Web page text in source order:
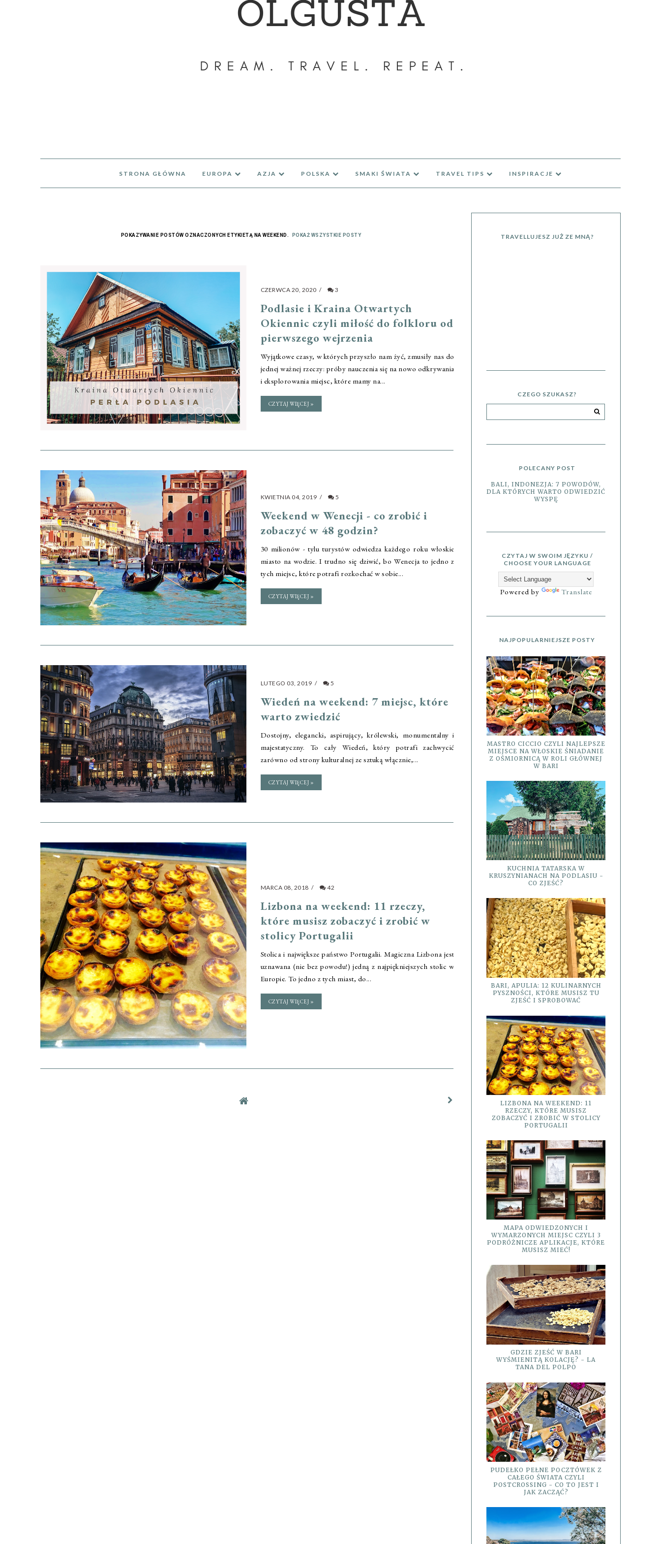
STRONA GŁÓWNA EUROPA AZJA POLSKA SMAKI ŚWIATA TRAVEL TIPS INSPIRACJE
POKAZYWANIE POSTÓW OZNACZONYCH ETYKIETĄ NA WEEKEND . POKAŻ WSZYSTKIE POSTY
CZERWCA 20, 2020 / 3
Podlasie i Kraina Otwartych
Okiennic czyli miłość do folkloru od
pierwszego wejrzenia
Wyjątkowe czasy, w których przyszło nam żyć, zmusiły nas do
jednej ważnej rzeczy: próby nauczenia się na nowo odkrywania
i eksplorowania miejsc, które mamy na...
CZYTAJ WIĘCEJ »
KWIETNIA 04, 2019 / 5
Weekend w Wenecji - co zrobić i
zobaczyć w 48 godzin?
30 milionów - tylu turystów odwiedza każdego roku włoskie
miasto na wodzie. I trudno się dziwić, bo Wenecja to jedno z
tych miejsc, które potrafi rozkochać w sobie...
CZYTAJ WIĘCEJ »
LUTEGO 03, 2019 / 5
Wiedeń na weekend: 7 miejsc, które
warto zwiedzić
Dostojny, elegancki, aspirujący, królewski, monumentalny i
majestatyczny. To cały Wiedeń, który potrafi zachwycić
zarówno od strony kulturalnej ze sztuką włącznie,...
CZYTAJ WIĘCEJ »
MARCA 08, 2018 / 42
Lizbona na weekend: 11 rzeczy,
które musisz zobaczyć i zrobić w
stolicy Portugalii
Stolica i największe państwo Portugalii. Magiczna Lizbona jest
uznawana (nie bez powodu!) jedną z najpiękniejszych stolic w
Europie. To jedno z tych miast, do...
CZYTAJ WIĘCEJ »
TRAVELLUJESZ JUŻ ZE MNĄ?
CZEGO SZUKASZ?
POLECANY POST
BALI, INDONEZJA: 7 POWODÓW,
DLA KTÓRYCH WARTO ODWIEDZIĆ
WYSPĘ
CZYTAJ W SWOIM JĘZYKU /
CHOOSE YOUR LANGUAGE
Powered by Translate
NAJPOPULARNIEJSZE POSTY
MASTRO CICCIO CZYLI NAJLEPSZE
MIEJSCE NA WŁOSKIE ŚNIADANIE
Z OŚMIORNICĄ W ROLI GŁÓWNEJ
W BARI
KUCHNIA TATARSKA W
KRUSZYNIANACH NA PODLASIU -
CO ZJEŚĆ?
BARI, APULIA: 12 KULINARNYCH
PYSZNOŚCI, KTÓRE MUSISZ TU
ZJEŚĆ I SPROBOWAĆ
LIZBONA NA WEEKEND: 11
RZECZY, KTÓRE MUSISZ
ZOBACZYĆ I ZROBIĆ W STOLICY
PORTUGALII
MAPA ODWIEDZONYCH I
WYMARZONYCH MIEJSC CZYLI 3
PODRÓŻNICZE APLIKACJE, KTÓRE
MUSISZ MIEĆ!
GDZIE ZJEŚĆ W BARI
WYŚMIENITĄ KOLACJĘ? - LA
TANA DEL POLPO
PUDEŁKO PEŁNE POCZTÓWEK Z
CAŁEGO ŚWIATA CZYLI
POSTCROSSING - CO TO JEST I
JAK ZACZĄĆ?